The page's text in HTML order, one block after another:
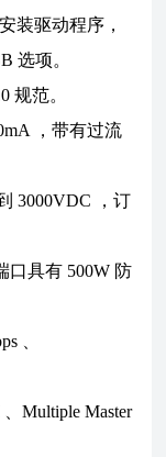
装驱动程序，
选项。
规范。
，带有过流
3000VDC ，订
口具有 500W 防
、
Multiple Master